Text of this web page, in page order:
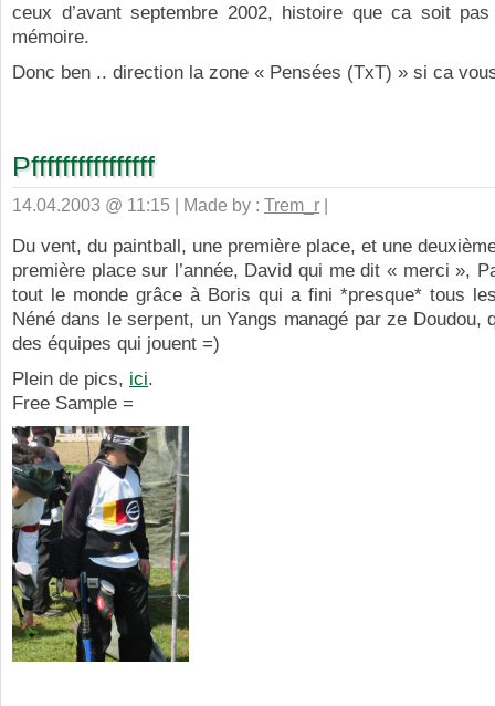
ceux d’avant septembre 2002, histoire que ca soit
mémoire.
Donc ben .. direction la zone « Pensées (TxT) » si ca
Pffffffffffffffff
14.04.2003 @ 11:15 | Made by : Trem_r |
Du vent, du paintball, une première place, et une
première place sur l’année, David qui me dit « merci »,
tout le monde grâce à Boris qui a fini *presque* tous
Néné dans le serpent, un Yangs managé par ze Doudou,
des équipes qui jouent =)
Plein de pics, ici.
Free Sample =